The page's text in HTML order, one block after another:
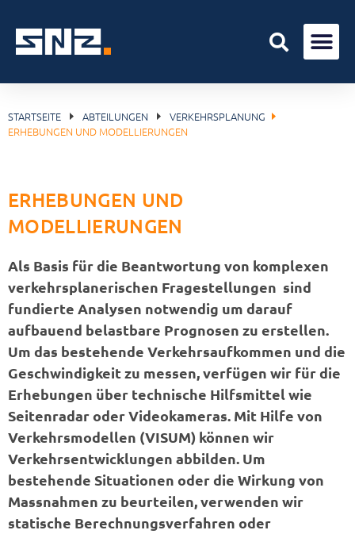
STARTSEITE ABTEILUNGEN
VERKEHRSPLANUNG
ERHEBUNGEN UND MODELLIERUNGEN
ERHEBUNGEN UND
MODELLIERUNGEN
Als Basis für die Beantwortung von komplexen
verkehrsplanerischen Fragestellungen sind
fundierte Analysen notwendig um darauf
aufbauend belastbare Prognosen zu erstellen.
Um das bestehende Verkehrsaufkommen und die
Geschwindigkeit zu messen, verfügen wir für die
Erhebungen über technische Hilfsmittel wie
Seitenradar oder Videokameras. Mit Hilfe von
Verkehrsmodellen (VISUM) können wir
Verkehrsentwicklungen abbilden. Um
bestehende Situationen oder die Wirkung von
Massnahmen zu beurteilen, verwenden wir
statische Berechnungsverfahren oder